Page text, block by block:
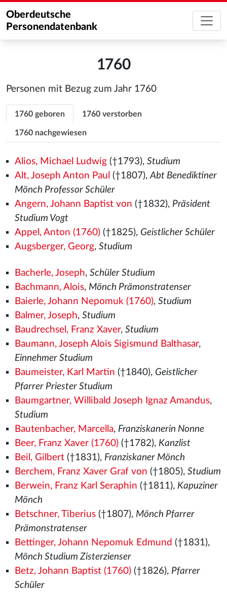
Oberdeutsche
Personendatenbank
1760
Personen mit Bezug zum Jahr 1760
1760 geboren 1760 verstorben
1760 nachgewiesen
Alios, Michael Ludwig(†1793), Studium
Alt, Joseph Anton Paul (†1807),Abt Benediktiner
Mönch Professor Schüler
Angern, Johann Baptist von (†1832), Präsident
Studium Vogt
Appel, Anton (1760)(†1825), Geistlicher Schüler
Augsberger, Georg, Studium
Bacherle, Joseph, Schüler Studium
Bachmann, Alois, Mönch Prämonstratenser
Baierle, Johann Nepomuk (1760), Studium
Balmer, Joseph, Studium
Baudrechsel, Franz Xaver, Studium
Baumann, Joseph Alois Sigismund Balthasar,
Einnehmer Studium
Baumeister, Karl Martin (†1840), Geistlicher
Pfarrer Priester Studium
Baumgartner, Willibald Joseph Ignaz Amandus,
Studium
Bautenbacher, Marcella, Franziskanerin Nonne
Beer, Franz Xaver (1760)(†1782), Kanzlist
Beil, Gilbert(†1831), Franziskaner Mönch
Berchem, Franz Xaver Graf von (†1805), Studium
Berwein, Franz Karl Seraphin (†1811), Kapuziner
Mönch
Betschner, Tiberius(†1807), Mönch Pfarrer
Prämonstratenser
Bettinger, Johann Nepomuk Edmund (†1831),
Mönch Studium Zisterzienser
Betz, Johann Baptist (1760)(†1826), Pfarrer
Schüler